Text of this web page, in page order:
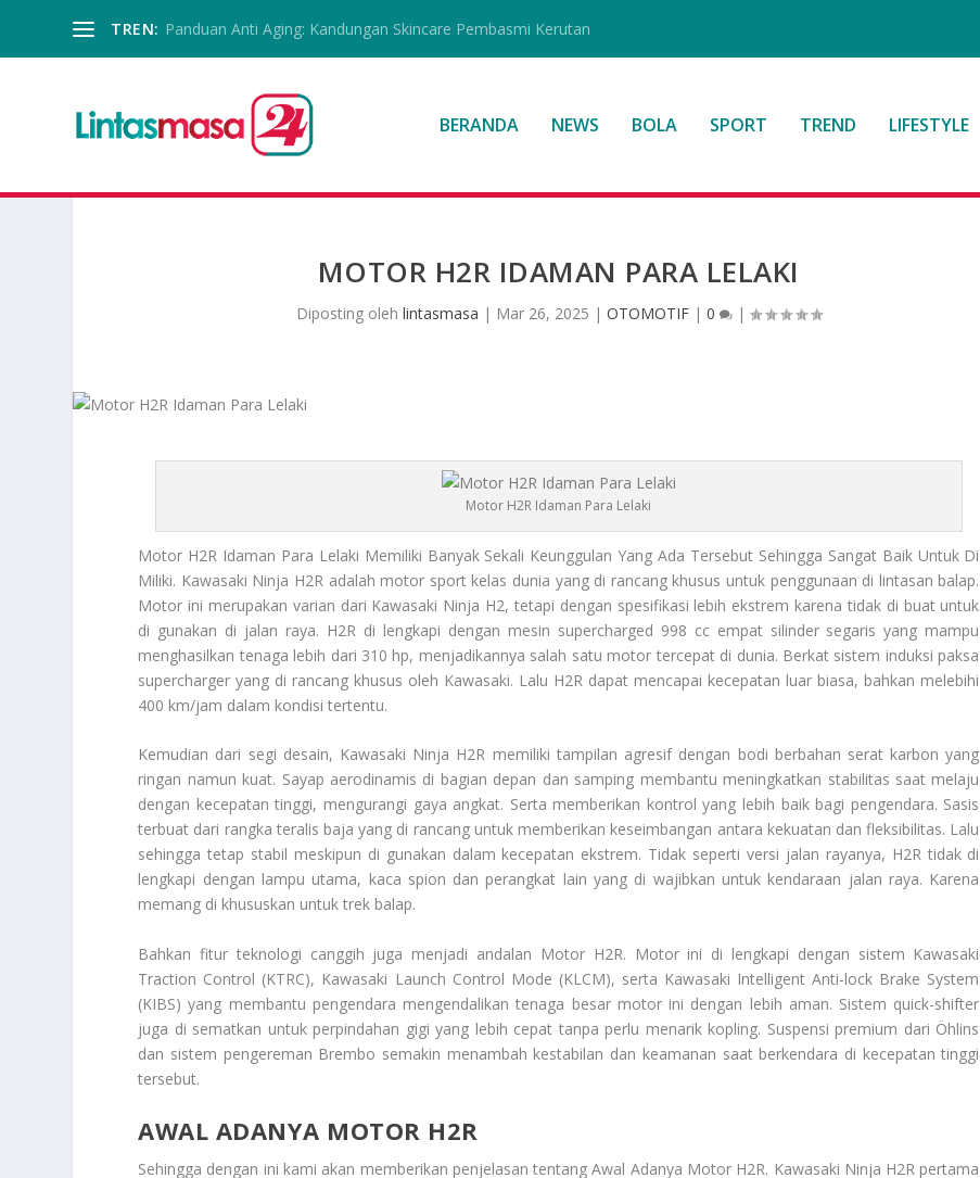
TREN: Panduan Anti Aging: Kandungan Skincare Pembasmi Kerutan
BERANDA NEWS BOLA SPORT TREND LIFESTYLE
MOTOR H2R IDAMAN PARA LELAKI
Diposting oleh lintasmasa | Mar 26, 2025 | OTOMOTIF| 0 |
Motor H2R Idaman Para Lelaki
Motor H2R Idaman Para Lelaki Memiliki Banyak Sekali Keunggulan Yang Ada Tersebut Sehingga Sangat Baik Untuk Di
Miliki. Kawasaki Ninja H2R adalah motor sport kelas dunia yang di rancang khusus untuk penggunaan di lintasan balap.
Motor ini merupakan varian dari Kawasaki Ninja H2, tetapi dengan spesifikasi lebih ekstrem karena tidak di buat untuk
di gunakan di jalan raya. H2R di lengkapi dengan mesin supercharged 998 cc empat silinder segaris yang mampu
menghasilkan tenaga lebih dari 310 hp, menjadikannya salah satu motor tercepat di dunia. Berkat sistem induksi paksa
supercharger yang di rancang khusus oleh Kawasaki. Lalu H2R dapat mencapai kecepatan luar biasa, bahkan melebihi
400 km/jam dalam kondisi tertentu.
Kemudian dari segi desain, Kawasaki Ninja H2R memiliki tampilan agresif dengan bodi berbahan serat karbon yang
ringan namun kuat. Sayap aerodinamis di bagian depan dan samping membantu meningkatkan stabilitas saat melaju
dengan kecepatan tinggi, mengurangi gaya angkat. Serta memberikan kontrol yang lebih baik bagi pengendara. Sasis
terbuat dari rangka teralis baja yang di rancang untuk memberikan keseimbangan antara kekuatan dan fleksibilitas. Lalu
sehingga tetap stabil meskipun di gunakan dalam kecepatan ekstrem. Tidak seperti versi jalan rayanya, H2R tidak di
lengkapi dengan lampu utama, kaca spion dan perangkat lain yang di wajibkan untuk kendaraan jalan raya. Karena
memang di khususkan untuk trek balap.
Bahkan fitur teknologi canggih juga menjadi andalan Motor H2R. Motor ini di lengkapi dengan sistem Kawasaki
Traction Control (KTRC), Kawasaki Launch Control Mode (KLCM), serta Kawasaki Intelligent Anti-lock Brake System
(KIBS) yang membantu pengendara mengendalikan tenaga besar motor ini dengan lebih aman. Sistem quick-shifter
juga di sematkan untuk perpindahan gigi yang lebih cepat tanpa perlu menarik kopling. Suspensi premium dari Öhlins
dan sistem pengereman Brembo semakin menambah kestabilan dan keamanan saat berkendara di kecepatan tinggi
tersebut.
AWAL ADANYA MOTOR H2R
Sehingga dengan ini kami akan memberikan penjelasan tentangAwal Adanya Motor H2R. Kawasaki Ninja H2R pertama